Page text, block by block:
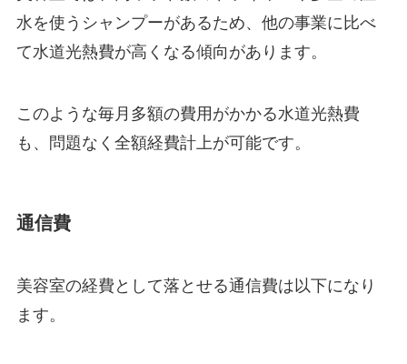
水を使うシャンプーがあるため、他の事業に比べ
て水道光熱費が高くなる傾向があります。
このような毎月多額の費用がかかる水道光熱費
も、問題なく全額経費計上が可能です。
通信費
美容室の経費として落とせる通信費は以下になり
ます。